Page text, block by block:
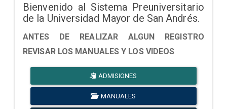
Bienvenido al Sistema Preuniversitario
de la Universidad Mayor de San Andrés.
ANTES DE REALIZAR ALGUN REGISTRO
REVISAR LOS MANUALES Y LOS VIDEOS
ADMISIONES
MANUALES